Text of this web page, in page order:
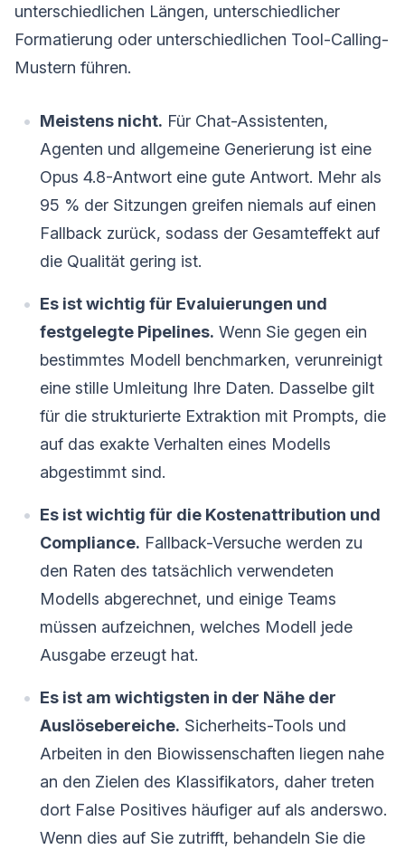
unterschiedlichen Längen, unterschiedlicher
Formatierung oder unterschiedlichen Tool-Calling-
Mustern führen.
Meistens nicht. Für Chat-Assistenten,
Agenten und allgemeine Generierung ist eine
Opus 4.8-Antwort eine gute Antwort. Mehr als
95 % der Sitzungen greifen niemals auf einen
Fallback zurück, sodass der Gesamteffekt auf
die Qualität gering ist.
Es ist wichtig für Evaluierungen und
festgelegte Pipelines. Wenn Sie gegen ein
bestimmtes Modell benchmarken, verunreinigt
eine stille Umleitung Ihre Daten. Dasselbe gilt
für die strukturierte Extraktion mit Prompts, die
auf das exakte Verhalten eines Modells
abgestimmt sind.
Es ist wichtig für die Kostenattribution und
Compliance. Fallback-Versuche werden zu
den Raten des tatsächlich verwendeten
Modells abgerechnet, und einige Teams
müssen aufzeichnen, welches Modell jede
Ausgabe erzeugt hat.
Es ist am wichtigsten in der Nähe der
Auslösebereiche. Sicherheits-Tools und
Arbeiten in den Biowissenschaften liegen nahe
an den Zielen des Klassifikators, daher treten
dort False Positives häufiger auf als anderswo.
Wenn dies auf Sie zutrifft, behandeln Sie die